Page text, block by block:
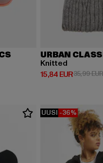
EUR 17,99 EUR
URBAN
Knitted
15,84 EUR
Ajankohtainen35,99 EUR
UUSI -36%